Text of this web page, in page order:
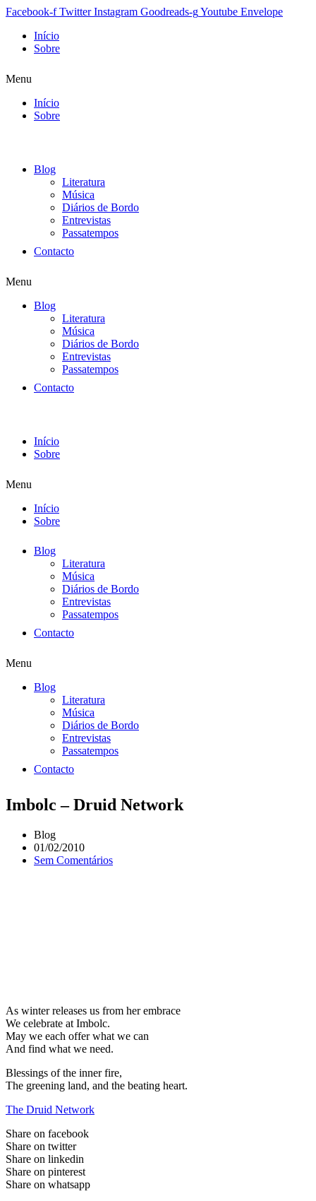
Facebook-f Twitter Instagram Goodreads-gYoutube Envelope
Início
Sobre
Menu
Início
Sobre
Blog
Literatura
Música
Diários de Bordo
Entrevistas
Passatempos
Contacto
Menu
Blog
Literatura
Música
Diários de Bordo
Entrevistas
Passatempos
Contacto
Início
Sobre
Menu
Início
Sobre
Blog
Literatura
Música
Diários de Bordo
Entrevistas
Passatempos
Contacto
Menu
Blog
Literatura
Música
Diários de Bordo
Entrevistas
Passatempos
Contacto
Imbolc – Druid Network
Blog
01/02/2010
Sem Comentários
As winter releases us from her embrace
We celebrate at Imbolc.
May we each offer what we can
And find what we need.
Blessings of the inner fire,
The greening land, and the beating heart.
The Druid Network
Share on facebook
Share on twitter
Share on linkedin
Share on pinterest
Share on whatsapp